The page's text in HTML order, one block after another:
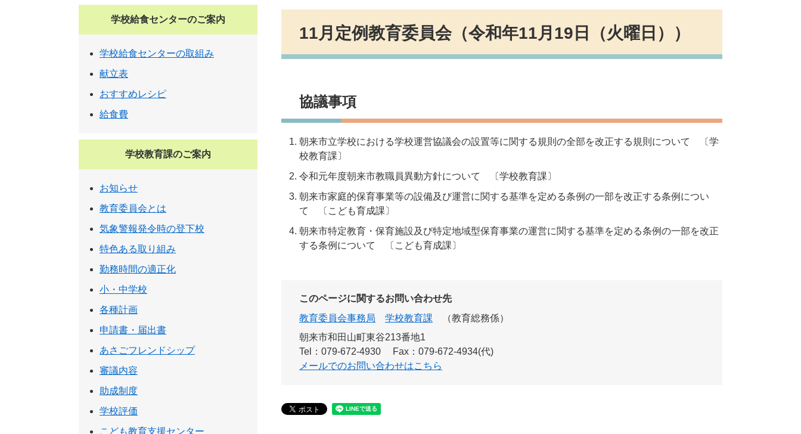
11月定例教育委員会（令和年11月19日（火曜日））
協議事項
朝来市立学校における学校運営協議会の設置等に関する規則の全部を改正する規則について 〔学
校教育課〕
令和元年度朝来市教職員異動方針について 〔学校教育課〕
朝来市家庭的保育事業等の設備及び運営に関する基準を定める条例の一部を改正する条例につい
て 〔こども育成課〕
朝来市特定教育・保育施設及び特定地域型保育事業の運営に関する基準を定める条例の一部を改正
する条例について 〔こども育成課〕
このページに関するお問い合わせ先
教育委員会事務局
学校教育課
教育総務係
朝来市和田山町東谷213番地1
Tel：079-672-4930
Fax：079-672-4934(代)
メールでのお問い合わせはこちら
学校給食センターのご案内
学校給食センターの取組み
献立表
おすすめレシピ
給食費
学校教育課のご案内
お知らせ
教育委員会とは
気象警報発令時の登下校
特色ある取り組み
勤務時間の適正化
小・中学校
各種計画
申請書・届出書
あさごフレンドシップ
審議内容
助成制度
学校評価
こども教育支援センター